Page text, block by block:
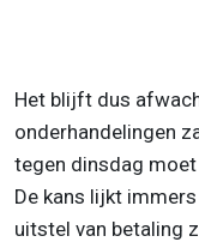
Het blijft dus
onderhandelingen
tegen dinsdag
De kans lijkt
uitstel van betaling